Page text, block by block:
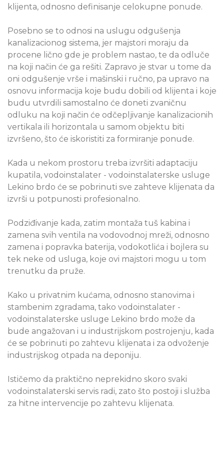
klijenta, odnosno definisanje celokupne ponude.
Posebno se to odnosi na uslugu odgušenja
kanalizacionog sistema, jer majstori moraju da
procene lično gde je problem nastao, te da odluče
na koji način će ga rešiti. Zapravo je stvar u tome da
oni odgušenje vrše i mašinski i ručno, pa upravo na
osnovu informacija koje budu dobili od klijenta i koje
budu utvrdili samostalno će doneti zvaničnu
odluku na koji način će odčepljivanje kanalizacionih
vertikala ili horizontala u samom objektu biti
izvršeno, što će iskoristiti za formiranje ponude.
Kada u nekom prostoru treba izvršiti adaptaciju
kupatila, vodoinstalater - vodoinstalaterske usluge
Lekino brdo će se pobrinuti sve zahteve klijenata da
izvrši u potpunosti profesionalno.
Podziđivanje kada, zatim montaža tuš kabina i
zamena svih ventila na vodovodnoj mreži, odnosno
zamena i popravka baterija, vodokotlića i bojlera su
tek neke od usluga, koje ovi majstori mogu u tom
trenutku da pruže.
Kako u privatnim kućama, odnosno stanovima i
stambenim zgradama, tako vodoinstalater -
vodoinstalaterske usluge Lekino brdo može da
bude angažovan i u industrijskom postrojenju, kada
će se pobrinuti po zahtevu klijenata i za odvoženje
industrijskog otpada na deponiju.
Ističemo da praktično neprekidno skoro svaki
vodoinstalaterski servis radi, zato što postoji i služba
za hitne intervencije po zahtevu klijenata.